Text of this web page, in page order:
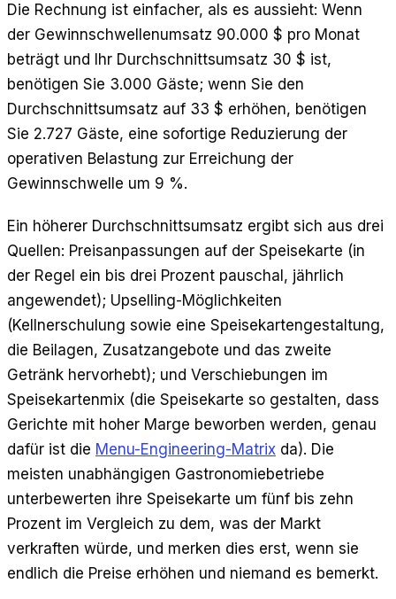
Die Rechnung ist einfacher, als es aussieht: Wenn
der Gewinnschwellenumsatz 90.000 $ pro Monat
beträgt und Ihr Durchschnittsumsatz 30 $ ist,
benötigen Sie 3.000 Gäste; wenn Sie den
Durchschnittsumsatz auf 33 $ erhöhen, benötigen
Sie 2.727 Gäste, eine sofortige Reduzierung der
operativen Belastung zur Erreichung der
Gewinnschwelle um 9 %.
Ein höherer Durchschnittsumsatz ergibt sich aus drei
Quellen: Preisanpassungen auf der Speisekarte (in
der Regel ein bis drei Prozent pauschal, jährlich
angewendet); Upselling-Möglichkeiten
(Kellnerschulung sowie eine Speisekartengestaltung,
die Beilagen, Zusatzangebote und das zweite
Getränk hervorhebt); und Verschiebungen im
Speisekartenmix (die Speisekarte so gestalten, dass
Gerichte mit hoher Marge beworben werden, genau
dafür ist die Menu-Engineering-Matrix da). Die
meisten unabhängigen Gastronomiebetriebe
unterbewerten ihre Speisekarte um fünf bis zehn
Prozent im Vergleich zu dem, was der Markt
verkraften würde, und merken dies erst, wenn sie
endlich die Preise erhöhen und niemand es bemerkt.